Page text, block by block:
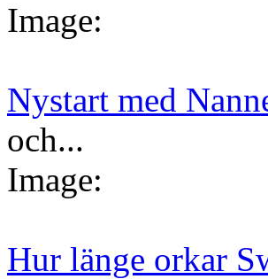
Image:
Nystart med
och...
Image:
Hur länge orkar